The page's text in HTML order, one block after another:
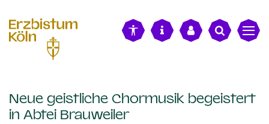
Neue geistliche Chormusik begeistert
in Abtei Brauweiler: